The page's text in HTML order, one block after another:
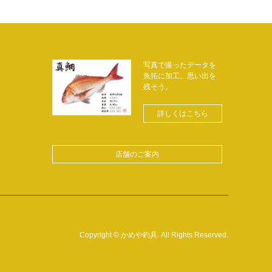
写真で撮ったデータを
魚拓に加工。思い出を
残そう。
詳しくはこちら
店舗のご案内
Copyright© かめや釣具 . All Rights Reserved.